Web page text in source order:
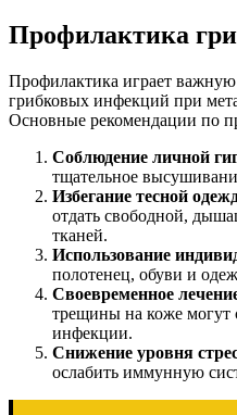
Профилактика
Профилактика играет
грибковых инфекций при
Основные рекомендации по
Соблюдение личной
тщательное
Избегание тесной
отдать свободной,
тканей.
Использование
полотенец, обуви и
Своевременное
трещины на коже могут
инфекции.
Снижение уровня
ослабить иммунную